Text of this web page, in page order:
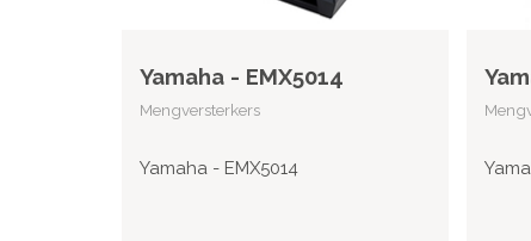
Yamaha - EMX5014
Mengversterkers
Yamaha - EMX5014